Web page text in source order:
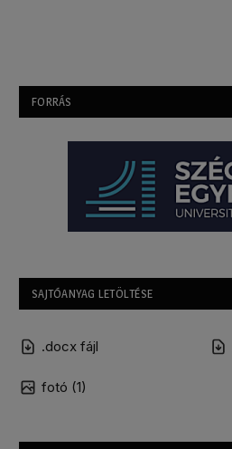
FORRÁS
SAJTÓANYAG LETÖLTÉSE
.docx fájl
fotó (1)